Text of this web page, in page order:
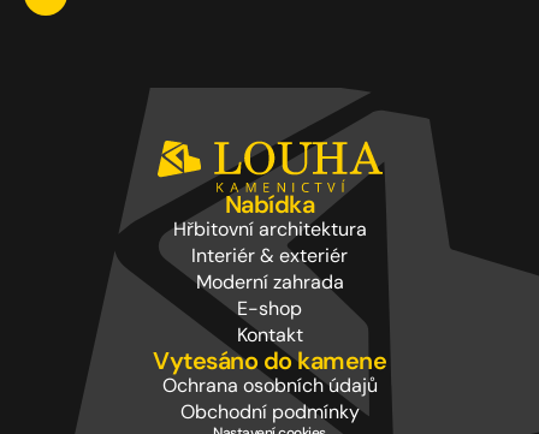
Nabídka
Hřbitovní architektura
Interiér & exteriér
Moderní zahrada
E-shop
Kontakt
Vytesáno do kamene
Ochrana osobních údajů
Obchodní podmínky